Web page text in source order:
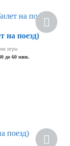
на поезд)
игры
до 60 мин.